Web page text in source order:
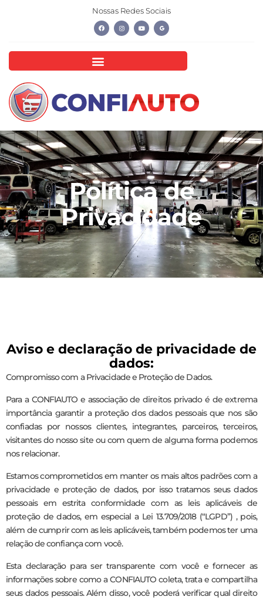
Nossas Redes Sociais
Política de
Privacidade
Aviso e declaração de privacidade de
dados:
Compromisso com a Privacidade e Proteção de Dados.
Para a CONFIAUTO e associação de direitos privado é de extrema
importância garantir a proteção dos dados pessoais que nos são
confiadas por nossos clientes, integrantes, parceiros, terceiros,
visitantes do nosso site ou com quem de alguma forma podemos
nos relacionar.
Estamos comprometidos em manter os mais altos padrões com a
privacidade e proteção de dados, por isso tratamos seus dados
pessoais em estrita conformidade com as leis aplicáveis de
proteção de dados, em especial a Lei 13.709/2018 (“LGPD”) , pois,
além de cumprir com as leis aplicáveis, também podemos ter uma
relação de confiança com você.
Esta declaração para ser transparente com você e fornecer as
informações sobre como a CONFIAUTO coleta, trata e compartilha
seus dados pessoais. Além disso, você poderá verificar qual direito